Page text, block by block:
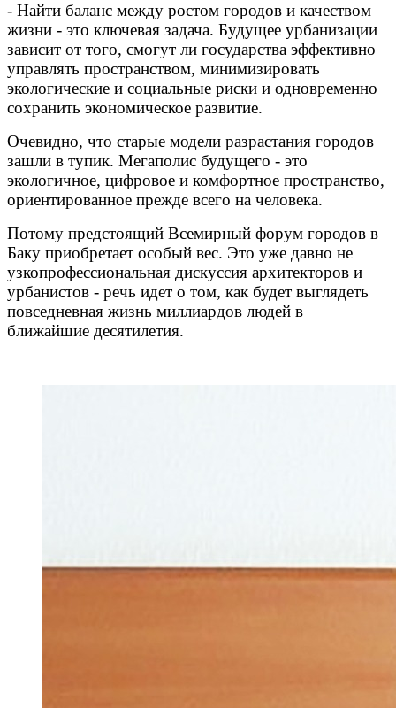
- Найти баланс между ростом городов и качеством
жизни - это ключевая задача. Будущее урбанизации
зависит от того, смогут ли государства эффективно
управлять пространством, минимизировать
экологические и социальные риски и одновременно
сохранить экономическое развитие.
Очевидно, что старые модели разрастания городов
зашли в тупик. Мегаполис будущего - это
экологичное, цифровое и комфортное пространство,
ориентированное прежде всего на человека.
Потому предстоящий Всемирный форум городов в
Баку приобретает особый вес. Это уже давно не
узкопрофессиональная дискуссия архитекторов и
урбанистов - речь идет о том, как будет выглядеть
повседневная жизнь миллиардов людей в
ближайшие десятилетия.